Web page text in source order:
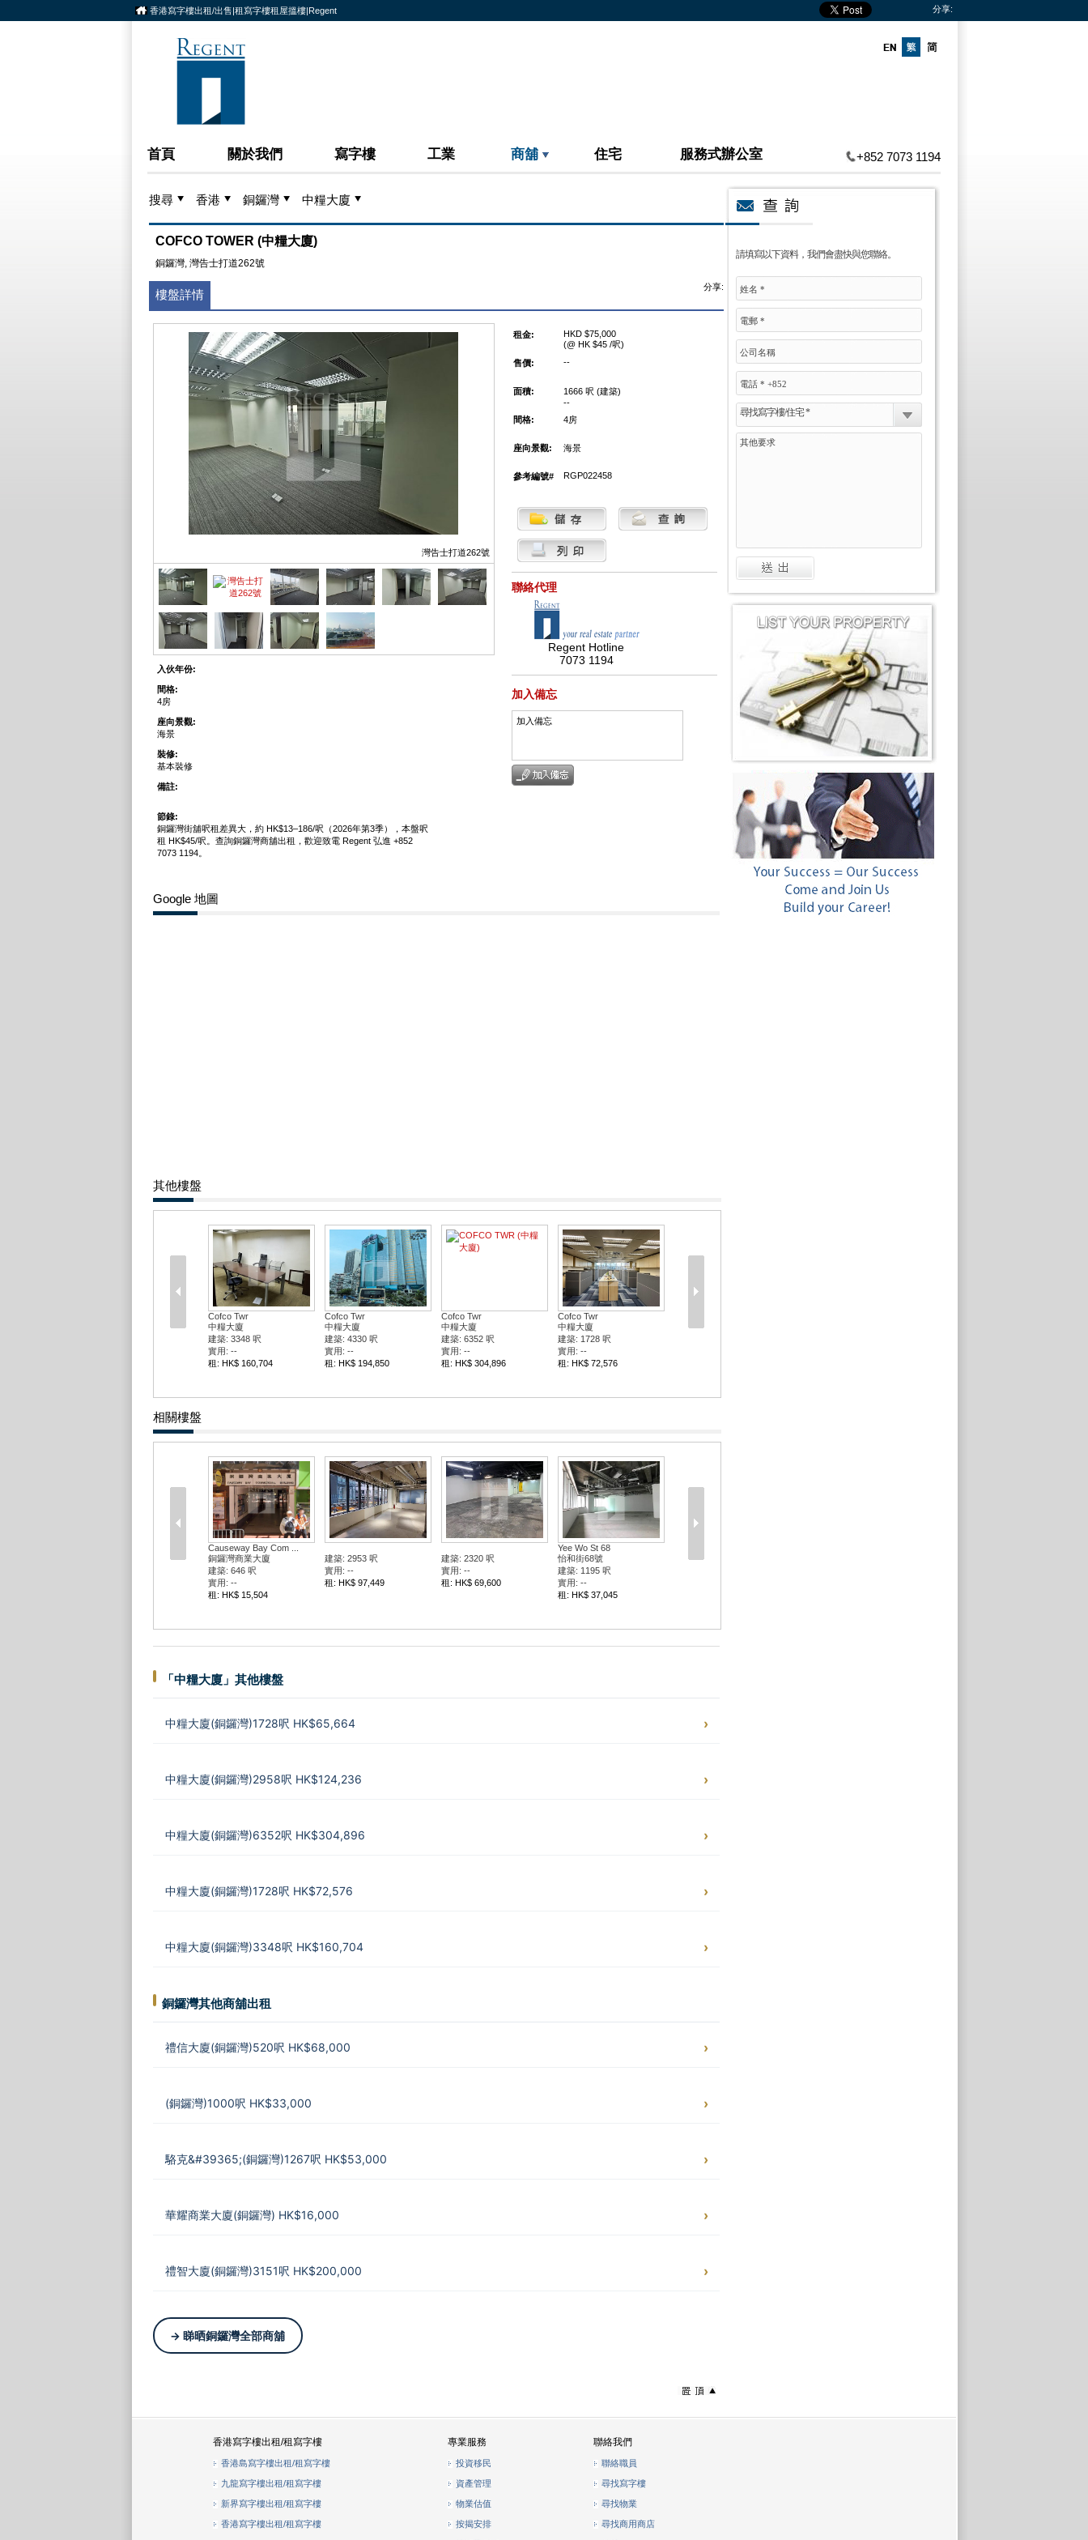
香港寫字樓出租/出售|租寫字樓租屋搵樓|Regent 分享:
首頁 關於我們 寫字樓 工業 商舖 住宅 服務式辦公室 +852 7073 1194
搜尋 香港 銅鑼灣 中糧大廈
請填寫以下資料，我們會盡快與您聯絡。
尋找寫字樓/住宅 *
COFCO TOWER (中糧大廈)
銅鑼灣, 灣告士打道262號
樓盤詳情
分享:
灣告士打道262號
入伙年份:
間格:
4房
座向景觀:
海景
裝修:
基本裝修
備註:
節錄:
銅鑼灣街舖呎租差異大，約 HK$13–186/呎（2026年第3季），本盤呎
租 HK$45/呎。查詢銅鑼灣商舖出租，歡迎致電 Regent 弘進 +852
7073 1194。
租金:
HKD $75,000
(@ HK $45 /呎)
售價:
--
面積:
1666 呎 (建築)
--
間格:
4房
座向景觀: 海景
參考編號# RGP022458
聯絡代理
Regent Hotline
7073 1194
加入備忘
加入備忘
Google 地圖
其他樓盤
Cofco Twr
中糧大廈
建築: 3348 呎
實用: --
租: HK$ 160,704
Cofco Twr
中糧大廈
建築: 4330 呎
實用: --
租: HK$ 194,850
Cofco Twr
中糧大廈
建築: 6352 呎
實用: --
租: HK$ 304,896
Cofco Twr
中糧大廈
建築: 1728 呎
實用: --
租: HK$ 72,576
相關樓盤
Causeway Bay Com ...
銅鑼灣商業大廈
建築: 646 呎
實用: --
租: HK$ 15,504
建築: 2953 呎
實用: --
租: HK$ 97,449
建築: 2320 呎
實用: --
租: HK$ 69,600
Yee Wo St 68
怡和街68號
建築: 1195 呎
實用: --
租: HK$ 37,045
「中糧大廈」其他樓盤
中糧大廈(銅鑼灣)1728呎 HK$65,664
中糧大廈(銅鑼灣)2958呎 HK$124,236
中糧大廈(銅鑼灣)6352呎 HK$304,896
中糧大廈(銅鑼灣)1728呎 HK$72,576
中糧大廈(銅鑼灣)3348呎 HK$160,704
銅鑼灣其他商舖出租
禮信大廈(銅鑼灣)520呎 HK$68,000
(銅鑼灣)1000呎 HK$33,000
駱克&#39365;(銅鑼灣)1267呎 HK$53,000
華耀商業大廈(銅鑼灣) HK$16,000
禮智大廈(銅鑼灣)3151呎 HK$200,000
→ 睇晒銅鑼灣全部商舖
香港寫字樓出租/租寫字樓
香港島寫字樓出租/租寫字樓
九龍寫字樓出租/租寫字樓
新界寫字樓出租/租寫字樓
香港寫字樓出租/租寫字樓
專業服務
投資移民
資產管理
物業估值
按揭安排
聯絡我們
聯絡職員
尋找寫字樓
尋找物業
尋找商用商店